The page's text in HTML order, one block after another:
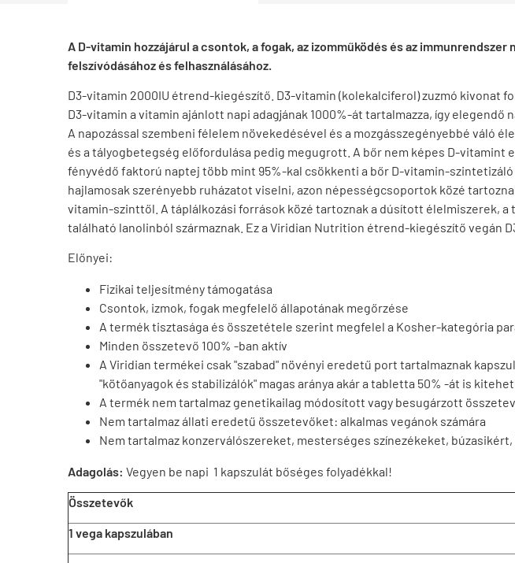
A D-vitamin hozzájárul a csontok, a fogak, az izomműködés és az
felszívódásához és felhasználásához.
D3-vitamin 2000IU étrend-kiegészítő. D3-vitamin (kolekalciferol) zuzmó kivonat
D3-vitamin a vitamin ajánlott napi adagjának 1000%-át tartalmazza, így
A napozással szembeni félelem növekedésével és a mozgásszegényebbé váló
és a tályogbetegség előfordulása pedig megugrott. A bőr nem képes D-vitamint
fényvédő faktorú naptej több mint 95%-kal csökkenti a bőr D-vitamin-
hajlamosak szerényebb ruházatot viselni, azon népességcsoportok közé
vitamin-szinttől. A táplálkozási források közé tartoznak a dúsított élelmiszerek,
található lanolinból származnak. Ez a Viridian Nutrition étrend-kiegészítő vegán
Előnyei:
Fizikai teljesítmény támogatása
Csontok, izmok, fogak megfelelő állapotának megőrzése
A termék tisztasága és összetétele szerint megfelel a Kosher-kategória
Minden összetevő 100% -ban aktív
A Viridian termékei csak "szabad" növényi eredetű port tartalmaznak
"kötőanyagok és stabilizálók" magas aránya akár a tabletta 50% -át is
A termék nem tartalmaz genetikailag módosított vagy besugárzott
Nem tartalmaz állati eredetű összetevőket: alkalmas vegánok számára
Nem tartalmaz konzerválószereket, mesterséges színezékeket,
Adagolás: Vegyen be napi 1 kapszulát bőséges folyadékkal!
Összetevők
1 vega kapszulában